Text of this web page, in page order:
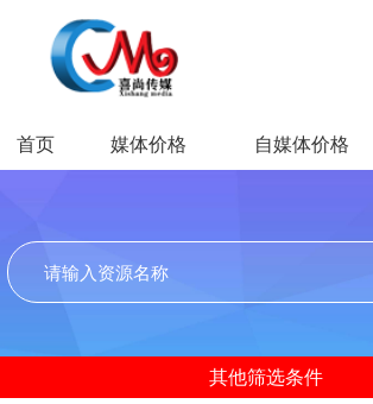
首页 媒体价格 自媒体价格
其他筛选条件